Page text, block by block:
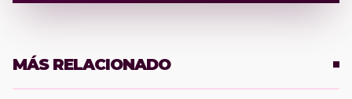
MÁS RELACIONADO